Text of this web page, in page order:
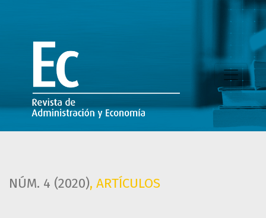
Una empresa recuperada y reconvertida en el contexto del
NÚM. 4 (2020), ARTÍCULOS